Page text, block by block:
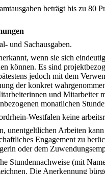
beträgt bis zu 80
und Sachausgaben.
wenn sie sich
können. Es sind
jedoch mit dem
der konkret
und
monatlichen
Westfalen keine
Arbeiten
Engagement zu
oder dem
Stundennachweise (mit
Die Anerkennung